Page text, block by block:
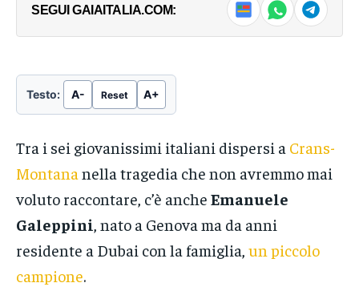
SEGUI GAIAITALIA.COM:
Testo: A- Reset A+
Tra i sei giovanissimi italiani dispersi a Crans-
Montana nella tragedia che non avremmo mai
voluto raccontare, c’è anche Emanuele
Galeppini, nato a Genova ma da anni
residente a Dubai con la famiglia, un piccolo
campione.